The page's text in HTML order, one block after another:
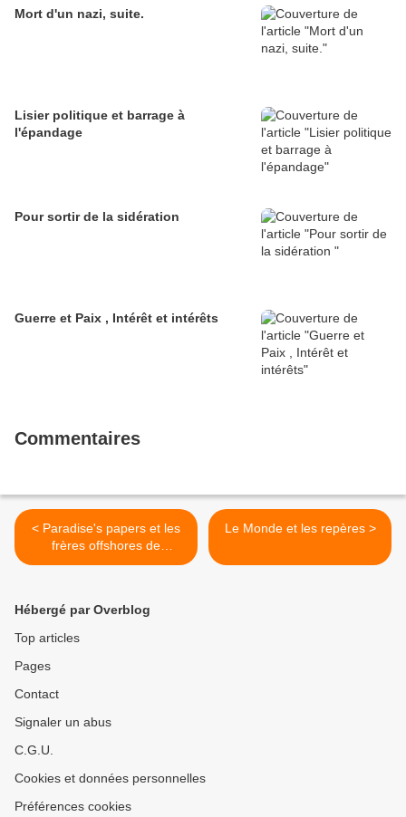
Mort d'un nazi, suite.
Lisier politique et barrage à
l'épandage
Pour sortir de la sidération
Guerre et Paix , Intérêt et intérêts
Commentaires
< Paradise's papers et les
frères offshores de
l'accumulation
Le Monde et les repères >
Hébergé par Overblog
Top articles
Pages
Contact
Signaler un abus
C.G.U.
Cookies et données personnelles
Préférences cookies